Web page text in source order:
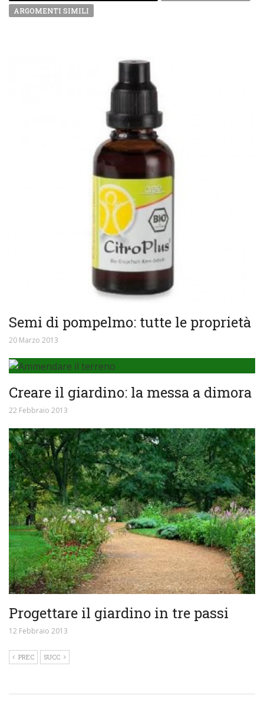
ARGOMENTI SIMILI
Semi di pompelmo: tutte le proprietà
20 Marzo 2013
Creare il giardino: la messa a dimora
22 Febbraio 2013
Progettare il giardino in tre passi
12 Febbraio 2013
PREC SUCC